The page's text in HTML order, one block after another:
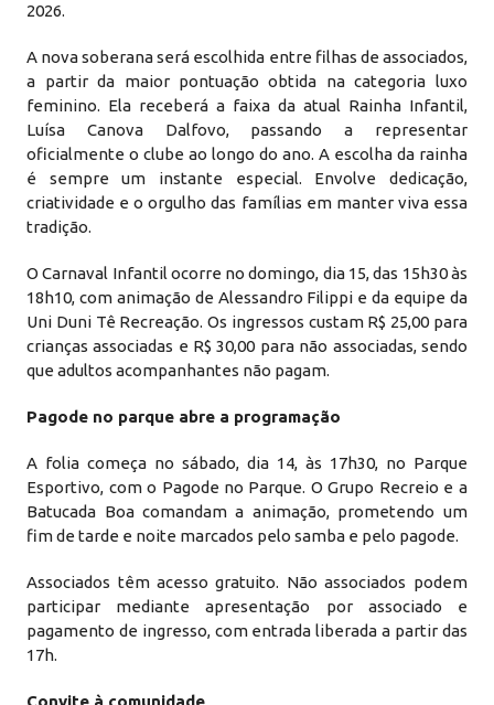
2026.
A nova soberana será escolhida entre filhas de associados,
a partir da maior pontuação obtida na categoria luxo
feminino. Ela receberá a faixa da atual Rainha Infantil,
Luísa Canova Dalfovo, passando a representar
oficialmente o clube ao longo do ano. A escolha da rainha
é sempre um instante especial. Envolve dedicação,
criatividade e o orgulho das famílias em manter viva essa
tradição.
O Carnaval Infantil ocorre no domingo, dia 15, das 15h30 às
18h10, com animação de Alessandro Filippi e da equipe da
Uni Duni Tê Recreação. Os ingressos custam R$ 25,00 para
crianças associadas e R$ 30,00 para não associadas, sendo
que adultos acompanhantes não pagam.
Pagode no parque abre a programação
A folia começa no sábado, dia 14, às 17h30, no Parque
Esportivo, com o Pagode no Parque. O Grupo Recreio e a
Batucada Boa comandam a animação, prometendo um
fim de tarde e noite marcados pelo samba e pelo pagode.
Associados têm acesso gratuito. Não associados podem
participar mediante apresentação por associado e
pagamento de ingresso, com entrada liberada a partir das
17h.
Convite à comunidade